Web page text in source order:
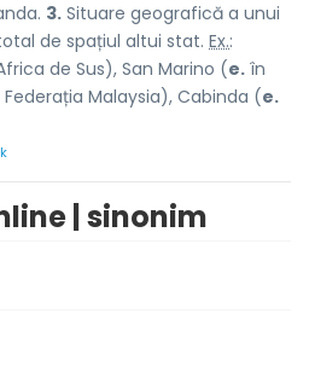
3. Situare geografică a unui
de spațiul altui stat. Ex.:
de Sus), San Marino (e. în
Malaysia), Cabinda (e.
| sinonim